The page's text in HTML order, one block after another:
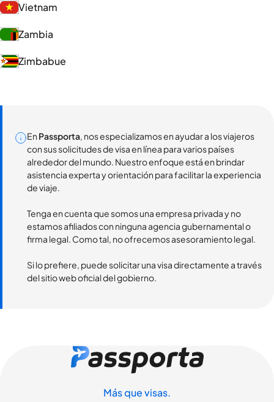
Vietnam
Zambia
Zimbabue
En Passporta, nos especializamos en ayudar a los viajeros
con sus solicitudes de visa en línea para varios países
alrededor del mundo. Nuestro enfoque está en brindar
asistencia experta y orientación para facilitar la experiencia
de viaje.
Tenga en cuenta que somos una empresa privada y no
estamos afiliados con ninguna agencia gubernamental o
firma legal. Como tal, no ofrecemos asesoramiento legal.
Si lo prefiere, puede solicitar una visa directamente a través
del sitio web oficial del gobierno.
Más que visas.